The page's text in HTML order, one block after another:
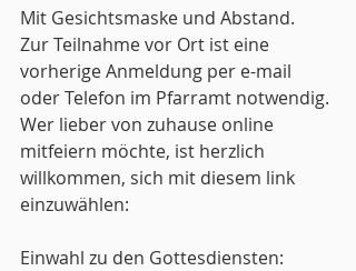
Mit Gesichtsmaske und Abstand.
Zur Teilnahme vor Ort ist eine
vorherige Anmeldung per e-mail
oder Telefon im Pfarramt notwendig.
Wer lieber von zuhause online
mitfeiern möchte, ist herzlich
willkommen, sich mit diesem link
einzuwählen:
Einwahl zu den Gottesdiensten: